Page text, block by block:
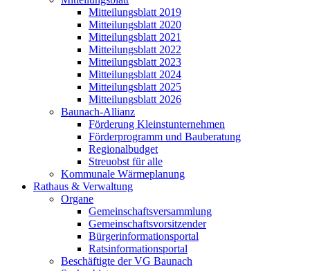
Mitteilungsblatt 2019
Mitteilungsblatt 2020
Mitteilungsblatt 2021
Mitteilungsblatt 2022
Mitteilungsblatt 2023
Mitteilungsblatt 2024
Mitteilungsblatt 2025
Mitteilungsblatt 2026
Baunach-Allianz
Förderung Kleinstunternehmen
Förderprogramm und Bauberatung
Regionalbudget
Streuobst für alle
Kommunale Wärmeplanung
Rathaus & Verwaltung
Organe
Gemeinschaftsversammlung
Gemeinschaftsvorsitzender
Bürgerinformationsportal
Ratsinformationsportal
Beschäftigte der VG Baunach